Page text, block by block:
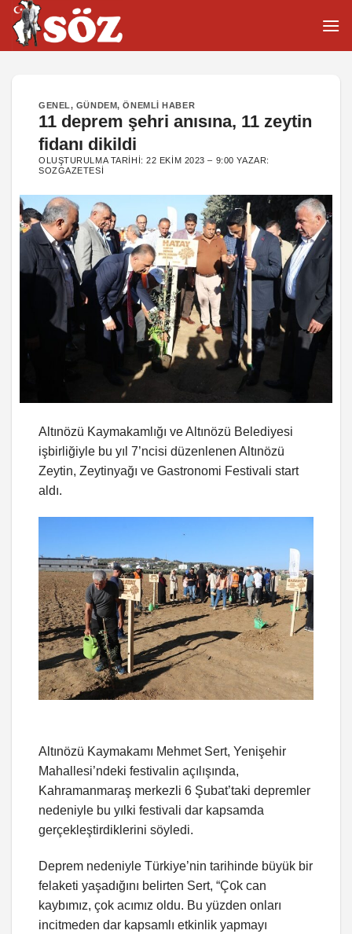
İçeriğe
atla
GENEL, GÜNDEM,ÖNEMLI HABER
11 deprem şehri anısına, 11 zeytin
fidanı dikildi
OLUŞTURULMA TARIHI:22 EKIM 2023 – 9:00 YAZAR:
SOZGAZETESI
Altınözü Kaymakamlığı ve Altınözü Belediyesi
işbirliğiyle bu yıl 7’ncisi düzenlenen Altınözü
Zeytin, Zeytinyağı ve Gastronomi Festivali start
aldı.
Altınözü Kaymakamı Mehmet Sert, Yenişehir
Mahallesi’ndeki festivalin açılışında,
Kahramanmaraş merkezli 6 Şubat’taki depremler
nedeniyle bu yılki festivali dar kapsamda
gerçekleştirdiklerini söyledi.
Deprem nedeniyle Türkiye’nin tarihinde büyük bir
felaketi yaşadığını belirten Sert, “Çok can
kaybımız, çok acımız oldu. Bu yüzden onları
incitmeden dar kapsamlı etkinlik yapmayı